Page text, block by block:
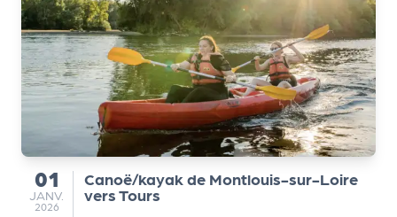
du
01
JANVIER
JANV.
2026
Canoë/kayak de Montlouis-sur-Loire
vers Tours